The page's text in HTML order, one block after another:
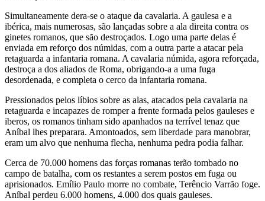
Simultaneamente dera-se o ataque da cavalaria. A gaulesa e a
ibérica, mais numerosas, são lançadas sobre a ala direita contra os
ginetes romanos, que são destroçados. Logo uma parte delas é
enviada em reforço dos númidas, com a outra parte a atacar pela
retaguarda a infantaria romana. A cavalaria númida, agora reforçada,
destroça a dos aliados de Roma, obrigando-a a uma fuga
desordenada, e completa o cerco da infantaria romana.
Pressionados pelos líbios sobre as alas, atacados pela cavalaria na
retaguarda e incapazes de romper a frente formada pelos gauleses e
iberos, os romanos tinham sido apanhados na terrível tenaz que
Aníbal lhes preparara. Amontoados, sem liberdade para manobrar,
eram um alvo que nenhuma flecha, nenhuma pedra podia falhar.
Cerca de 70.000 homens das forças romanas terão tombado no
campo de batalha, com os restantes a serem postos em fuga ou
aprisionados. Emílio Paulo morre no combate, Terêncio Varrão foge.
Aníbal perdeu 6.000 homens, 4.000 dos quais gauleses.